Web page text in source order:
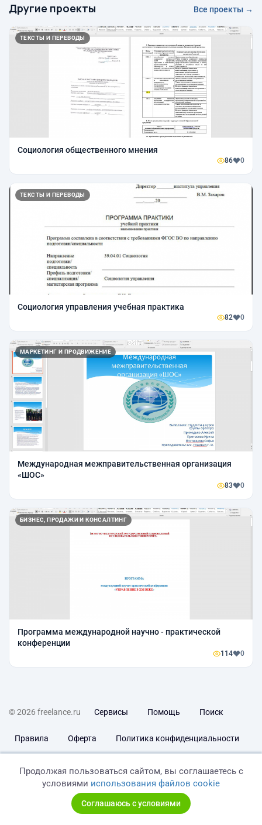
Другие проекты Все проекты →
ТЕКСТЫ И ПЕРЕВОДЫ
Социология общественного мнения
86 0
ТЕКСТЫ И ПЕРЕВОДЫ
Социология управления учебная практика
82 0
МАРКЕТИНГ И ПРОДВИЖЕНИЕ
Международная межправительственная организация
«ШОС»
83 0
БИЗНЕС, ПРОДАЖИ И КОНСАЛТИНГ
Программа международной научно - практической
конференции
114 0
© 2026 freelance.ru Сервисы Помощь Поиск
Правила Оферта Политика конфиденциальности
Продолжая пользоваться сайтом, вы соглашаетесь с
условиями использования файлов cookie
Соглашаюсь с условиями